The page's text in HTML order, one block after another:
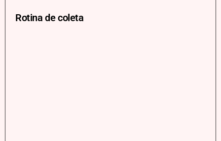
Rotina de coleta